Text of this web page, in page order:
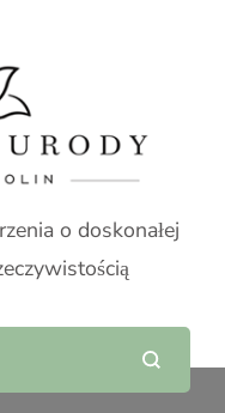
o doskonałej